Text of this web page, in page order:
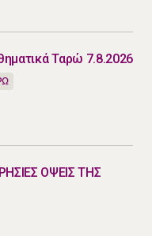
Ταρώ 7.8.2026
ΟΨΕΙΣ ΤΗΣ